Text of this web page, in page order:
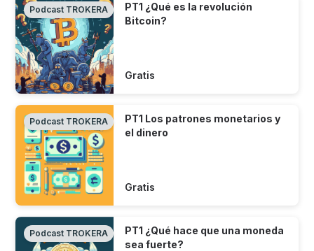
Podcast TROKERA
PT1 ¿Qué es la revolución
Bitcoin?
Gratis
Podcast TROKERA
PT1 Los patrones monetarios y
el dinero
Gratis
Podcast TROKERA
PT1 ¿Qué hace que una moneda
sea fuerte?